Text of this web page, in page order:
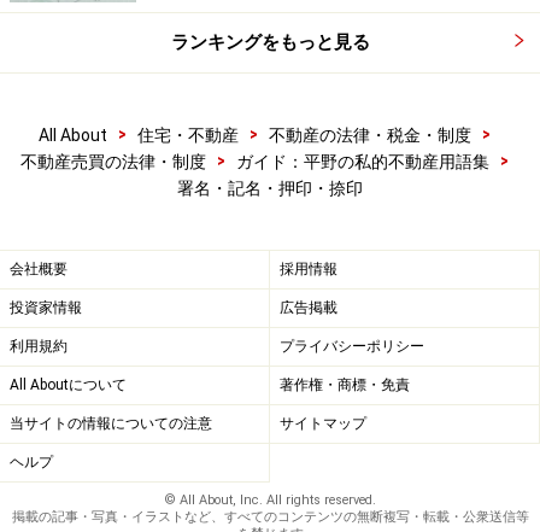
ランキングをもっと見る
All About > 住宅・不動産 > 不動産の法律・税金・制度
>
不動産売買の法律・制度
> ガイド：平野の私的不動産用語集
>
署名・記名・押印・捺印
会社概要 採用情報
投資家情報 広告掲載
利用規約 プライバシーポリシー
All Aboutについて 著作権・商標・免責
当サイトの情報についての注意 サイトマップ
ヘルプ
© All About, Inc. All rights reserved.
掲載の記事・写真・イラストなど、すべてのコンテンツの無断複写・転載・公衆送信等